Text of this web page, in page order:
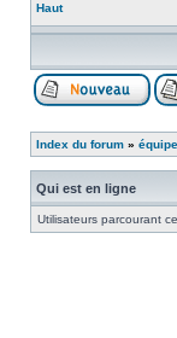
Haut
Index du forum »
Qui est en ligne
Utilisateurs parcourant